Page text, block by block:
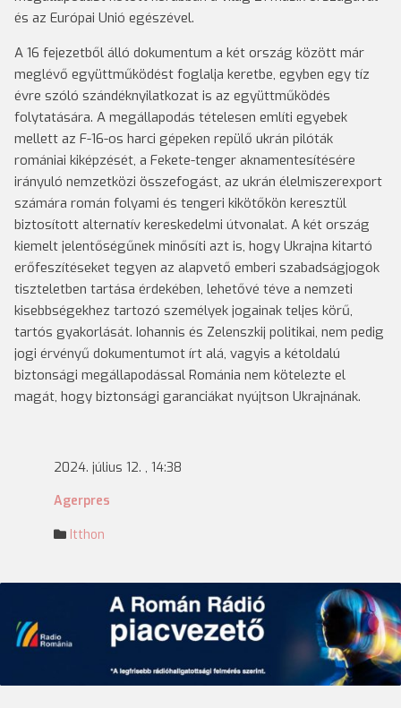
és az Európai Unió egészével.
A 16 fejezetből álló dokumentum a két ország között már
meglévő együttműködést foglalja keretbe, egyben egy tíz
évre szóló szándéknyilatkozat is az együttműködés
folytatására. A megállapodás tételesen említi egyebek
mellett az F-16-os harci gépeken repülő ukrán pilóták
romániai kiképzését, a Fekete-tenger aknamentesítésére
irányuló nemzetközi összefogást, az ukrán élelmiszerexport
számára román folyami és tengeri kikötőkön keresztül
biztosított alternatív kereskedelmi útvonalat. A két ország
kiemelt jelentőségűnek minősíti azt is, hogy Ukrajna kitartó
erőfeszítéseket tegyen az alapvető emberi szabadságjogok
tiszteletben tartása érdekében, lehetővé téve a nemzeti
kisebbségekhez tartozó személyek jogainak teljes körű,
tartós gyakorlását. Iohannis és Zelenszkij politikai, nem pedig
jogi érvényű dokumentumot írt alá, vagyis a kétoldalú
biztonsági megállapodással Románia nem kötelezte el
magát, hogy biztonsági garanciákat nyújtson Ukrajnának.
2024. július 12. , 14:38
Agerpres
Itthon